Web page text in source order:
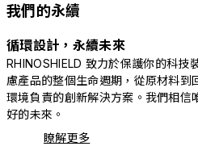
我們的永續
循環設計，永續未來
RHINOSHIELD 致力於保護你的科技
慮產品的整個生命週期，從原材料
環境負責的創新解決方案。我們相信
好的未來。
瞭解更多